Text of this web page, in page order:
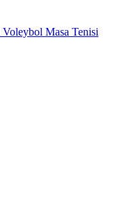
Voleybol Masa Tenisi